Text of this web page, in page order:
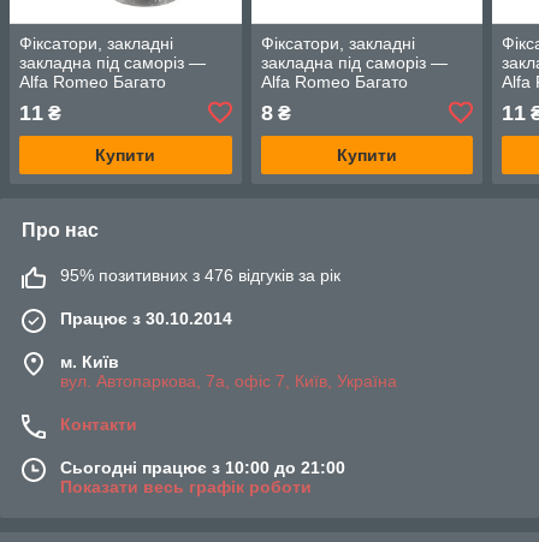
Фіксатори, закладні
закладна під саморіз —
Alfa Romeo Багато
11 ₴
Купити
Фіксатори, закладні
закладна під саморіз —
Alfa Romeo Багато
8₴
Купити
Alfa
11
Про нас
95% позитивних з 476 відгуків за рік
Працює з 30.10.2014
м. Київ
вул. Автопаркова, 7а, офіс 7, Київ, Україна
Контакти
Сьогодні працює з 10:00 до 21:00
Показати весь графік роботи